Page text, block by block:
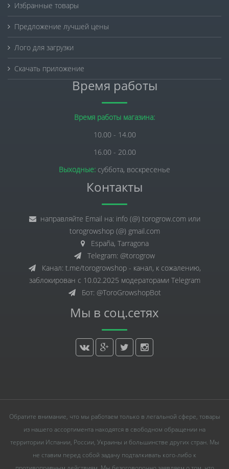
Избранные товары
Предложение лучшей цены
Лого для загрузки
Скачать приложение
Время работы
Время работы магазина:
10.00 - 14.00
16.00 - 20.00
Выходные: суббота, воскресенье
Контакты
направляйте Email на: info (@) torogrow.com или
torogrowshop (@) gmail.com
España, Tarragona
Telegram: @torogrow
Канал: t.me/torogrowshop - канал, к сожалению,
заблокирован с 10.02.2025 модераторами Telegram
Бот: @ToroGrowshopBot
Мы в соц.сетях
Обратите внимание, что мы работаем только в легальной сфере, товары
из нашего ассортимента находятся в свободном обращении на
территории Испании, России, Украины и большинстве других стран. Мы
не ставим перед собой задачу подталкивать кого-либо к